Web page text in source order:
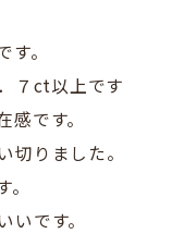
。
７ct以上です
です。
切りました。
です。